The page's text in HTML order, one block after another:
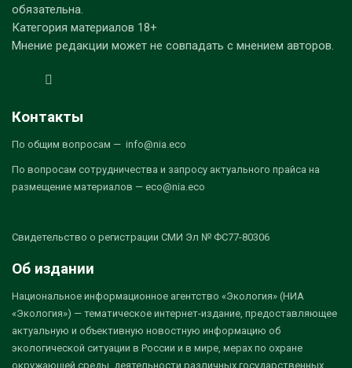
обязательна.
Категория материалов 18+
Мнение редакции может не совпадать с мнением авторов.
Контакты
По общим вопросам — info@nia.eco
По вопросам сотрудничества и запросу актуального прайса на
размещение материалов — eco@nia.eco
Свидетельство о регистрации СМИ Эл № ФС77-80306
Об издании
Национальное информационное агентство «Экология» (НИА
«Экология») — тематическое интернет-издание, предоставляющее
актуальную и объективную новостную информацию об
экологической ситуации в России и в мире, мерах по охране
окружающей среды, деятельности различных государственных,